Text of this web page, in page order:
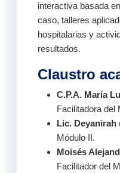
interactiva basada
caso, talleres
hospitalarias y
resultados.
Claustro
C.P.A. María
Facilitadora del
Lic. Deyanirah
Módulo II.
Moisés
Facilitador del